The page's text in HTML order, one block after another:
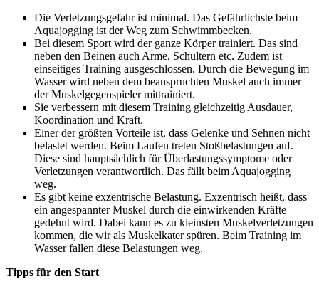
Die Verletzungsgefahr ist minimal. Das Gefährlichste beim
Aquajogging ist der Weg zum Schwimmbecken.
Bei diesem Sport wird der ganze Körper trainiert. Das sind
neben den Beinen auch Arme, Schultern etc. Zudem ist
einseitiges Training ausgeschlossen. Durch die Bewegung im
Wasser wird neben dem beanspruchten Muskel auch immer
der Muskelgegenspieler mittrainiert.
Sie verbessern mit diesem Training gleichzeitig Ausdauer,
Koordination und Kraft.
Einer der größten Vorteile ist, dass Gelenke und Sehnen nicht
belastet werden. Beim Laufen treten Stoßbelastungen auf.
Diese sind hauptsächlich für Überlastungssymptome oder
Verletzungen verantwortlich. Das fällt beim Aquajogging
weg.
Es gibt keine exzentrische Belastung. Exzentrisch heißt, dass
ein angespannter Muskel durch die einwirkenden Kräfte
gedehnt wird. Dabei kann es zu kleinsten Muskelverletzungen
kommen, die wir als Muskelkater spüren. Beim Training im
Wasser fallen diese Belastungen weg.
Tipps für den Start